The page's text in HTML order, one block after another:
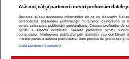
Contact Despre noi
Citarea se poate face în limita a 250 de
Atât noi, cât și partenerii noștri prelucrăm datele
Stocarea și/sau accesarea informațiilor de pe un dispozitiv.
personalizat. Măsurarea performanței reclamelor. Dezvoltarea și
pentru selectarea publicității personalizate. Crearea profilurilor de
pentru a selecta conținutul. Crearea profilurilor pentru
conținutului. Înțelegerea publicului prin statistici sau combinații
limitate pentru a selecta publicitatea. Date precise de geolocație și
Listă parteneri (furnizori)